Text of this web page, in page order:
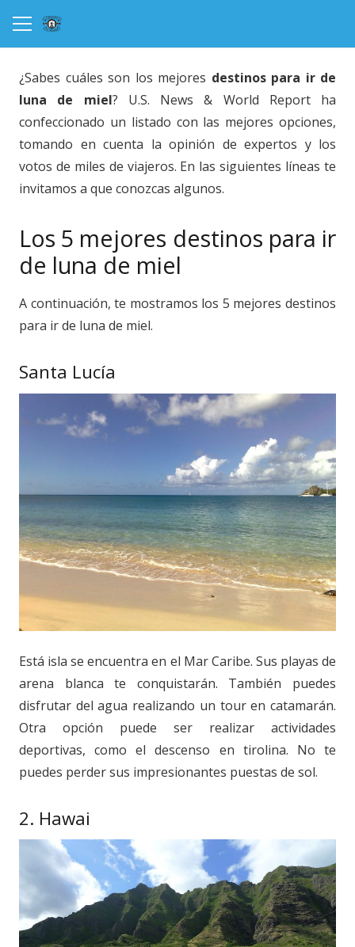
¿Sabes cuáles son los mejores destinos para ir de
luna de miel? U.S. News & World Report ha
confeccionado un listado con las mejores opciones,
tomando en cuenta la opinión de expertos y los
votos de miles de viajeros. En las siguientes líneas te
invitamos a que conozcas algunos.
Los 5 mejores destinos para ir
de luna de miel
A continuación, te mostramos los 5 mejores destinos
para ir de luna de miel.
Santa Lucía
Está isla se encuentra en el Mar Caribe. Sus playas de
arena blanca te conquistarán. También puedes
disfrutar del agua realizando un tour en catamarán.
Otra opción puede ser realizar actividades
deportivas, como el descenso en tirolina. No te
puedes perder sus impresionantes puestas de sol.
2. Hawai